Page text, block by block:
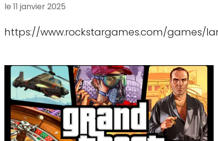
le 11 janvier 2025
https://www.rockstargames.com/games/